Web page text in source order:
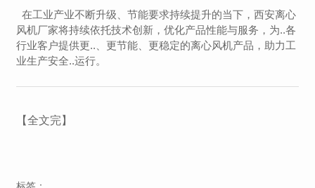
在工业产业不断升级、节能要求持续提升的当下，西安离心
风机厂家将持续依托技术创新，优化产品性能与服务，为..各
行业客户提供更..、更节能、更稳定的离心风机产品，助力工
业生产安全..运行。
【全文完】